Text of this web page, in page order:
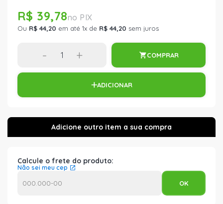
R$ 39,78
Ou R$ 44,20 em até 1x de R$ 44,20 sem juros
- + COMPRAR
ADICIONAR
Calcule o frete do produto:
Não sei meu cep